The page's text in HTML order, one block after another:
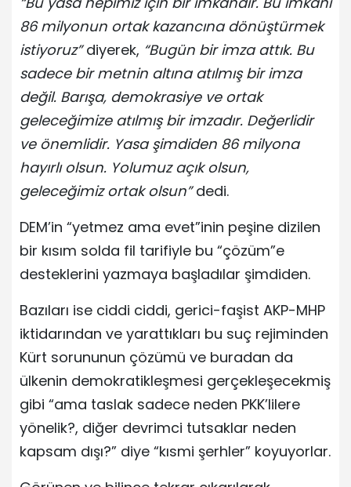
86 milyonun ortak kazancına dönüştürmek
istiyoruz”diyerek, “Bugün bir imza attık. Bu
sadece bir metnin altına atılmış bir imza
değil. Barışa, demokrasiye ve ortak
geleceğimize atılmış bir imzadır. Değerlidir
ve önemlidir. Yasa şimdiden 86 milyona
hayırlı olsun. Yolumuz açık olsun,
geleceğimiz ortak olsun”dedi.
DEM’in “yetmez ama evet”inin peşine dizilen
bir kısım solda fil tarifiyle bu “çözüm”e
desteklerini yazmaya başladılar şimdiden.
Bazıları ise ciddi ciddi, gerici-faşist AKP-MHP
iktidarından ve yarattıkları bu suç rejiminden
Kürt sorununun çözümü ve buradan da
ülkenin demokratikleşmesi gerçekleşecekmiş
gibi “ama taslak sadece neden PKK’lilere
yönelik?, diğer devrimci tutsaklar neden
kapsam dışı?” diye “kısmi şerhler” koyuyorlar.